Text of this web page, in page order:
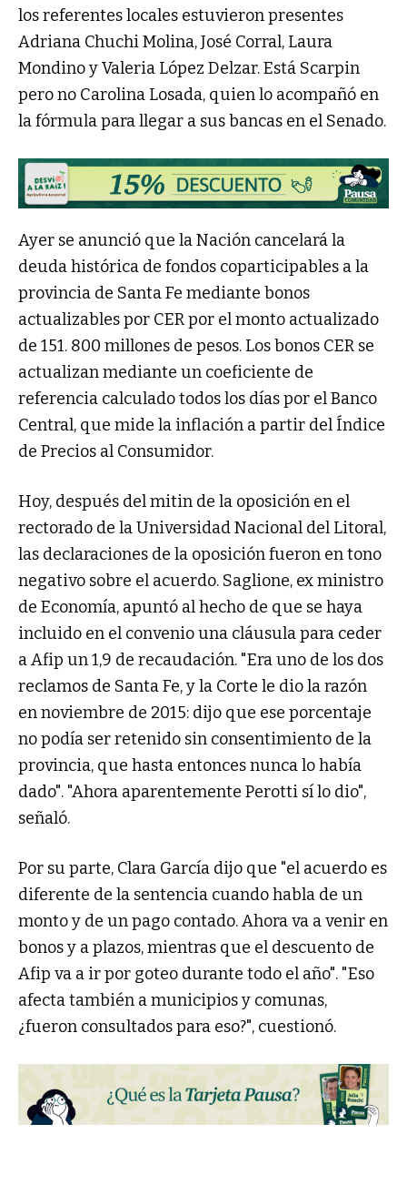
los referentes locales estuvieron presentes
Adriana Chuchi Molina, José Corral, Laura
Mondino y Valeria López Delzar. Está Scarpin
pero no Carolina Losada, quien lo acompañó en
la fórmula para llegar a sus bancas en el Senado.
Ayer se anunció que la Nación cancelará la
deuda histórica de fondos coparticipables a la
provincia de Santa Fe mediante bonos
actualizables por CER por el monto actualizado
de 151. 800 millones de pesos. Los bonos CER se
actualizan mediante un coeficiente de
referencia calculado todos los días por el Banco
Central, que mide la inflación a partir del Índice
de Precios al Consumidor.
Hoy, después del mitin de la oposición en el
rectorado de la Universidad Nacional del Litoral,
las declaraciones de la oposición fueron en tono
negativo sobre el acuerdo. Saglione, ex ministro
de Economía, apuntó al hecho de que se haya
incluido en el convenio una cláusula para ceder
a Afip un 1,9 de recaudación. "Era uno de los dos
reclamos de Santa Fe, y la Corte le dio la razón
en noviembre de 2015: dijo que ese porcentaje
no podía ser retenido sin consentimiento de la
provincia, que hasta entonces nunca lo había
dado". "Ahora aparentemente Perotti sí lo dio",
señaló.
Por su parte, Clara García dijo que "el acuerdo es
diferente de la sentencia cuando habla de un
monto y de un pago contado. Ahora va a venir en
bonos y a plazos, mientras que el descuento de
Afip va a ir por goteo durante todo el año". "Eso
afecta también a municipios y comunas,
¿fueron consultados para eso?", cuestionó.